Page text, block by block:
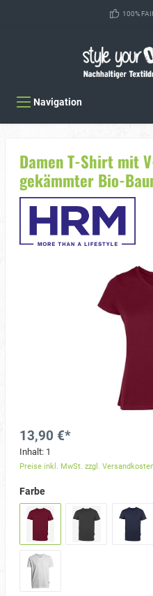
100%
Navigation
Damen T-Shirt mit
gekämmter Bio-
13,90 €*
Inhalt: 1
Preise inkl. MwSt. zzgl.
Farbe